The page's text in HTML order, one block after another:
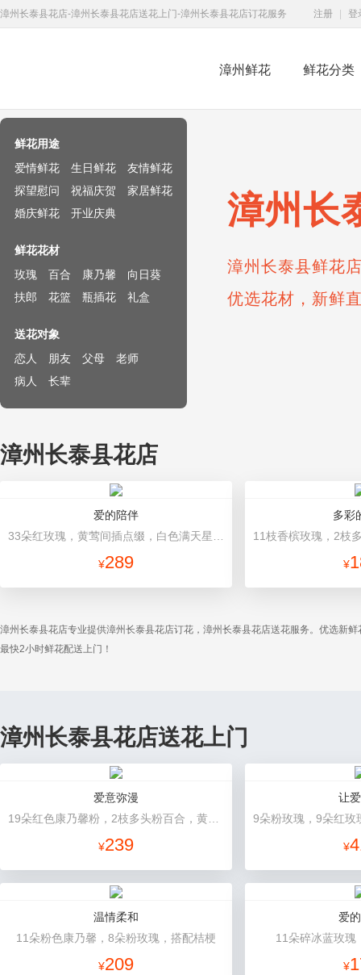
漳州长泰县花店-漳州长泰县花店送花上门-漳州长泰县花店订花服务 注册 登
漳州鲜花 鲜花分类
漳州长
漳州长泰县鲜花
优选花材，新鲜
鲜花用途
爱情鲜花
生日鲜花
友情鲜花
探望慰问
祝福庆贺
家居鲜花
婚庆鲜花
开业庆典
鲜花花材
玫瑰
百合 康乃馨
向日葵
扶郎
花篮 瓶插花 礼盒
送花对象
恋人
朋友 父母
老师
病人
长辈
漳州长泰县花店
爱的陪伴
¥289
多彩
¥
漳州长泰县花店专业提供漳州长泰县花店订花，漳州长泰县花店送花服务。优选新
最快2小时鲜花配送上门！
漳州长泰县花店送花上门
爱意弥漫
¥239
让
¥
温情柔和
11朵粉色康乃馨，8朵粉玫瑰，搭配桔梗
¥209
爱
11朵碎冰蓝玫瑰
¥